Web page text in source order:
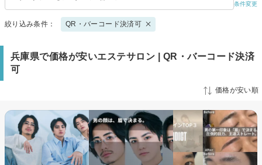
条件変更
絞り込み条件： QR・バーコード決済可
兵庫県で価格が安いエステサロン | QR・バーコード決済
可
価格が安い順